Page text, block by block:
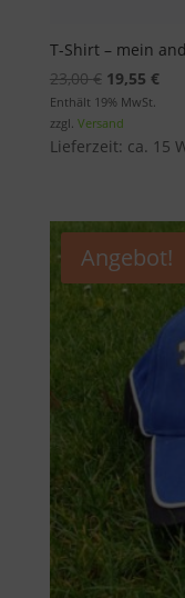
T-Shirt – mein
23,00€
Preis
war:
23,00 €
19,55 €
Enthält 19% MwSt.
zzgl. Versand
Lieferzeit: ca. 15
Angebot!